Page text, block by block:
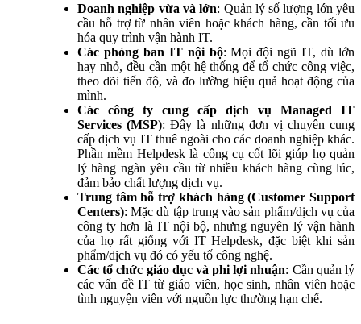
Doanh nghiệp vừa và lớn: Quản lý số lượng lớn yêu
cầu hỗ trợ từ nhân viên hoặc khách hàng, cần tối ưu
hóa quy trình vận hành IT.
Các phòng ban IT nội bộ: Mọi đội ngũ IT, dù lớn
hay nhỏ, đều cần một hệ thống để tổ chức công việc,
theo dõi tiến độ, và đo lường hiệu quả hoạt động của
mình.
Các công ty cung cấp dịch vụ Managed IT
Services (MSP): Đây là những đơn vị chuyên cung
cấp dịch vụ IT thuê ngoài cho các doanh nghiệp khác.
Phần mềm Helpdesk là công cụ cốt lõi giúp họ quản
lý hàng ngàn yêu cầu từ nhiều khách hàng cùng lúc,
đảm bảo chất lượng dịch vụ.
Trung tâm hỗ trợ khách hàng (Customer Support
Centers): Mặc dù tập trung vào sản phẩm/dịch vụ của
công ty hơn là IT nội bộ, nhưng nguyên lý vận hành
của họ rất giống với IT Helpdesk, đặc biệt khi sản
phẩm/dịch vụ đó có yếu tố công nghệ.
Các tổ chức giáo dục và phi lợi nhuận: Cần quản lý
các vấn đề IT từ giáo viên, học sinh, nhân viên hoặc
tình nguyện viên với nguồn lực thường hạn chế.